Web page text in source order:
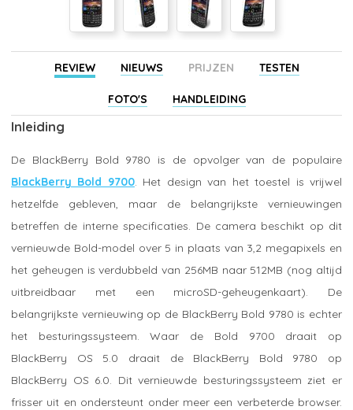
REVIEW NIEUWS PRIJZEN TESTEN
FOTO'S HANDLEIDING
Inleiding
De BlackBerry Bold 9780 is de opvolger van de populaire
BlackBerry Bold 9700. Het design van het toestel is vrijwel
hetzelfde gebleven, maar de belangrijkste vernieuwingen
betreffen de interne specificaties. De camera beschikt op dit
vernieuwde Bold-model over 5 in plaats van 3,2 megapixels en
het geheugen is verdubbeld van 256MB naar 512MB (nog altijd
uitbreidbaar met een microSD-geheugenkaart). De
belangrijkste vernieuwing op de BlackBerry Bold 9780 is echter
het besturingssysteem. Waar de Bold 9700 draait op
BlackBerry OS 5.0 draait de BlackBerry Bold 9780 op
BlackBerry OS 6.0. Dit vernieuwde besturingssysteem ziet er
frisser uit en ondersteunt onder meer een verbeterde browser.